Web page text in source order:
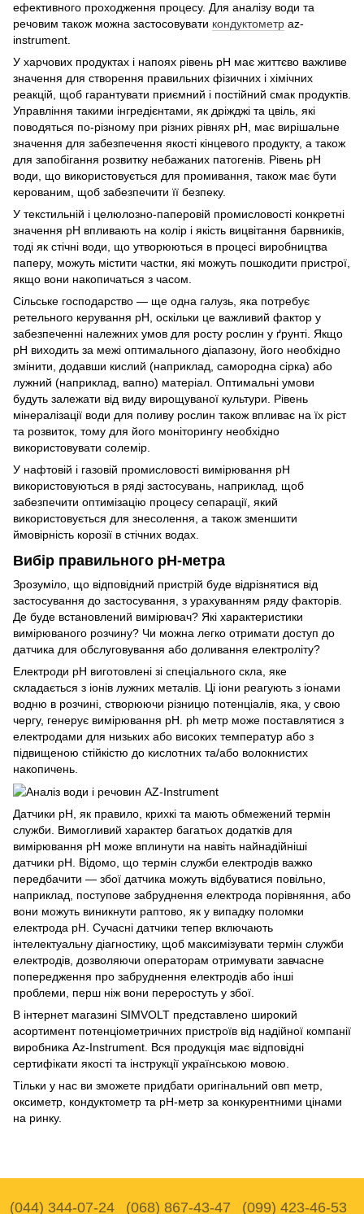
ефективного проходження процесу. Для аналізу води та
речовим також можна застосовувати кондуктометр az-
instrument.
У харчових продуктах і напоях рівень рН має життєво важливе
значення для створення правильних фізичних і хімічних
реакцій, щоб гарантувати приємний і постійний смак продуктів.
Управління такими інгредієнтами, як дріжджі та цвіль, які
поводяться по-різному при різних рівнях рН, має вирішальне
значення для забезпечення якості кінцевого продукту, а також
для запобігання розвитку небажаних патогенів. Рівень рН
води, що використовується для промивання, також має бути
керованим, щоб забезпечити її безпеку.
У текстильній і целюлозно-паперовій промисловості конкретні
значення pH впливають на колір і якість вицвітання барвників,
тоді як стічні води, що утворюються в процесі виробництва
паперу, можуть містити частки, які можуть пошкодити пристрої,
якщо вони накопичаться з часом.
Сільське господарство — ще одна галузь, яка потребує
ретельного керування pH, оскільки це важливий фактор у
забезпеченні належних умов для росту рослин у ґрунті. Якщо
рН виходить за межі оптимального діапазону, його необхідно
змінити, додавши кислий (наприклад, самородна сірка) або
лужний (наприклад, вапно) матеріал. Оптимальні умови
будуть залежати від виду вирощуваної культури. Рівень
мінералізації води для поливу рослин також впливає на їх ріст
та розвиток, тому для його моніторингу необхідно
використовувати солемір.
У нафтовій і газовій промисловості вимірювання рН
використовуються в ряді застосувань, наприклад, щоб
забезпечити оптимізацію процесу сепарації, який
використовується для знесолення, а також зменшити
ймовірність корозії в стічних водах.
Вибір правильного рН-метра
Зрозуміло, що відповідний пристрій буде відрізнятися від
застосування до застосування, з урахуванням ряду факторів.
Де буде встановлений вимірювач? Які характеристики
вимірюваного розчину? Чи можна легко отримати доступ до
датчика для обслуговування або доливання електроліту?
Електроди pH виготовлені зі спеціального скла, яке
складається з іонів лужних металів. Ці іони реагують з іонами
водню в розчині, створюючи різницю потенціалів, яка, у свою
чергу, генерує вимірювання pH. ph метр може поставлятися з
електродами для низьких або високих температур або з
підвищеною стійкістю до кислотних та/або волокнистих
накопичень.
Датчики pH, як правило, крихкі та мають обмежений термін
служби. Вимогливий характер багатьох додатків для
вимірювання рН може вплинути на навіть найнадійніші
датчики рН. Відомо, що термін служби електродів важко
передбачити — збої датчика можуть відбуватися повільно,
наприклад, поступове забруднення електрода порівняння, або
вони можуть виникнути раптово, як у випадку поломки
електрода pH. Сучасні датчики тепер включають
інтелектуальну діагностику, щоб максимізувати термін служби
електродів, дозволяючи операторам отримувати завчасне
попередження про забруднення електродів або інші
проблеми, перш ніж вони переростуть у збої.
В інтернет магазині SIMVOLT представлено широкий
асортимент потенціометричних пристроїв від надійної компанії
виробника Az-Instrument. Вся продукція має відповідні
сертифікати якості та інструкції українською мовою.
Тільки у нас ви зможете придбати оригінальний овп метр,
оксиметр, кондуктометр та рН-метр за конкурентними цінами
на ринку.
(044) 344-07-24 (068) 867-43-47 (099) 423-46-53